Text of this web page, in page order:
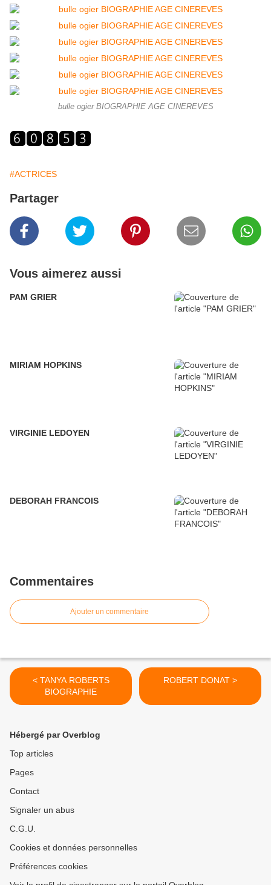
bulle ogier BIOGRAPHIE AGE CINEREVES
#ACTRICES
Partager
Vous aimerez aussi
PAM GRIER
MIRIAM HOPKINS
VIRGINIE LEDOYEN
DEBORAH FRANCOIS
Commentaires
Ajouter un commentaire
< TANYA ROBERTS
BIOGRAPHIE
ROBERT DONAT >
Hébergé par Overblog
Top articles
Pages
Contact
Signaler un abus
C.G.U.
Cookies et données personnelles
Préférences cookies